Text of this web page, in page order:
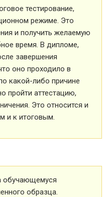
тестирование,
режиме. Это
и получить желаемую
время. В дипломе,
завершения
оно проходило в
какой-либо причине
пройти аттестацию,
Это относится и
и к итоговым.
обучающемуся
образца.